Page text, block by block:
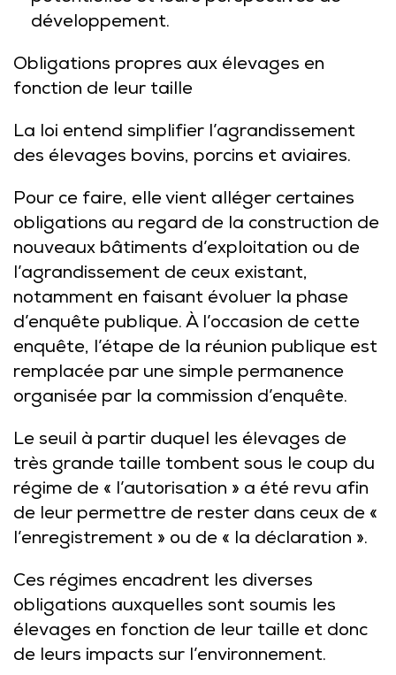
développement.
Obligations propres aux élevages en
fonction de leur taille
La loi entend simplifier l’agrandissement
des élevages bovins, porcins et aviaires.
Pour ce faire, elle vient alléger certaines
obligations au regard de la construction de
nouveaux bâtiments d’exploitation ou de
l’agrandissement de ceux existant,
notamment en faisant évoluer la phase
d’enquête publique. À l’occasion de cette
enquête, l’étape de la réunion publique est
remplacée par une simple permanence
organisée par la commission d’enquête.
Le seuil à partir duquel les élevages de
très grande taille tombent sous le coup du
régime de « l’autorisation » a été revu afin
de leur permettre de rester dans ceux de «
l’enregistrement » ou de « la déclaration ».
Ces régimes encadrent les diverses
obligations auxquelles sont soumis les
élevages en fonction de leur taille et donc
de leurs impacts sur l’environnement.